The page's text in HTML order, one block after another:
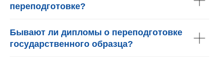
переподготовке?
Бывают ли дипломы о переподготовке
государственного образца?